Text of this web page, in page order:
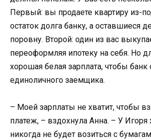
Первый: вы продаете квартиру из-
остаток долга банку, а оставшиеся
поровну. Второй: один из вас
переоформляя ипотеку на себя. Но
хорошая белая зарплата, чтобы банк
единоличного заемщика.
– Моей зарплаты не хватит, чтобы
платеж, – вздохнула Анна. – У Игоря
никогда не будет возиться с